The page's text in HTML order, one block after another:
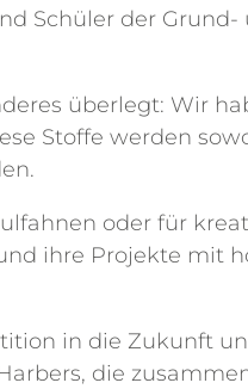
Schüler der
überlegt: Wir
Stoffe werden
oder für
ihre Projekte mit
in die Zukunft
die